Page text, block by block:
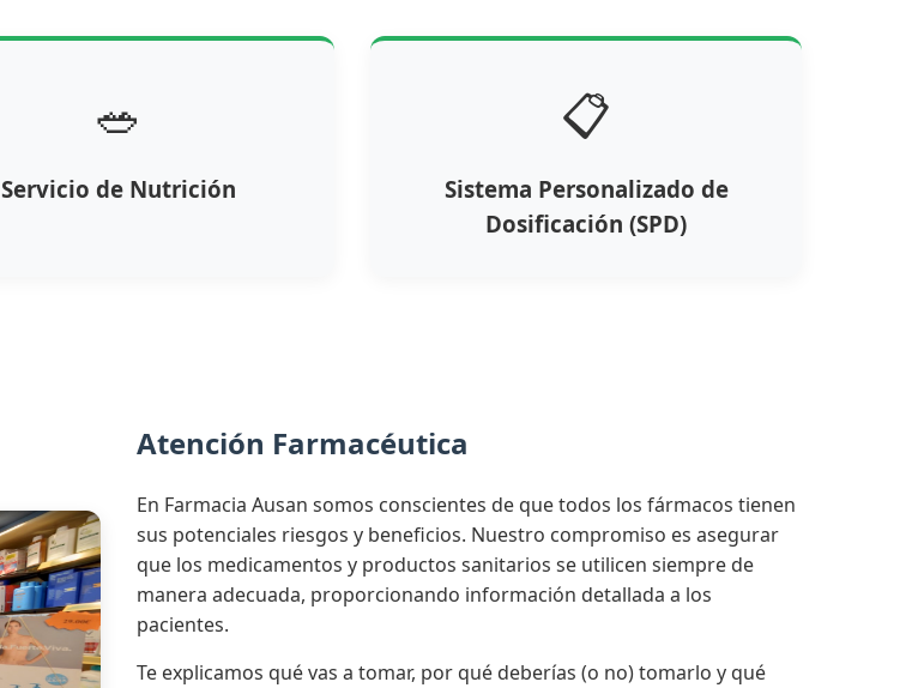
🥗
Servicio de Nutrición
📋
Sistema Personalizado de
Dosificación (SPD)
Atención Farmacéutica
En Farmacia Ausan somos conscientes de que todos los fármacos tienen
sus potenciales riesgos y beneficios. Nuestro compromiso es asegurar
que los medicamentos y productos sanitarios se utilicen siempre de
manera adecuada, proporcionando información detallada a los
pacientes.
Te explicamos qué vas a tomar, por qué deberías (o no) tomarlo y qué